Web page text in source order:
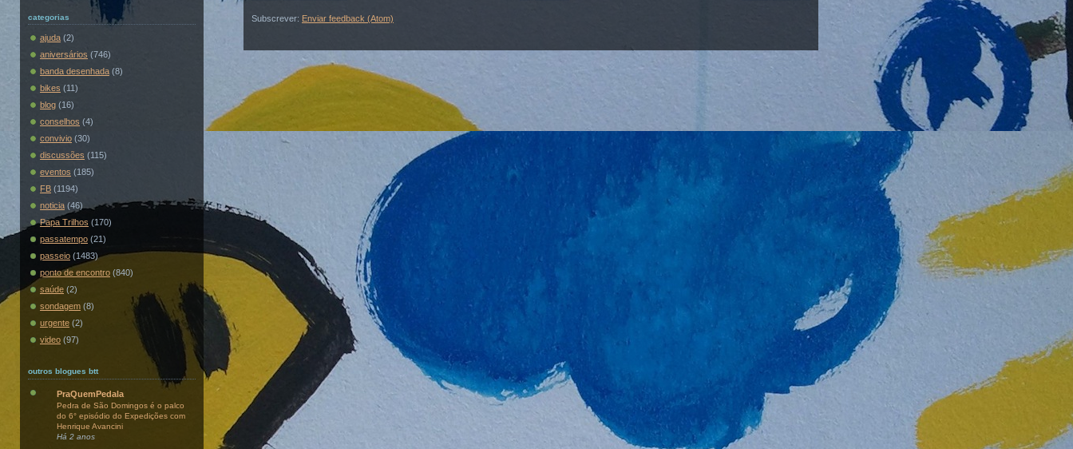
categorias
ajuda (2)
aniversários (746)
banda desenhada (8)
bikes (11)
blog (16)
conselhos (4)
convivio (30)
discussões (115)
eventos (185)
FB (1194)
noticia (46)
Papa Trilhos (170)
passatempo (21)
passeio (1483)
ponto de encontro (840)
saúde (2)
sondagem (8)
urgente (2)
video (97)
outros blogues btt
PraQuemPedala
Pedra de São Domingos é o palco
do 6° episódio do Expedições com
Henrique Avancini
Há 2 anos
Subscrever: Enviar feedback (Atom)